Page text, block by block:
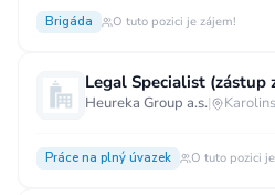
Brigáda O tuto pozici je zájem!
Legal Specialist (zástup
Heureka Group a.s.|
Práce na plný úvazek O tuto pozici
Typ úvazku
Práce na plný úvazek
Práce
Práce přes
Krátkodobá práce
Brigáda